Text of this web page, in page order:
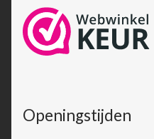
Openingstijden